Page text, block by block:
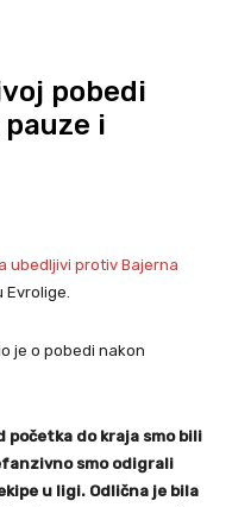
pobedi
i
ubedljivi protiv Bajerna
je o pobedi nakon
početka do kraja smo bili
smo odigrali
u ligi. Odlična je bila